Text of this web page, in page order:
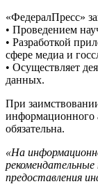
«ФедералПресс»
• Проведением
• Разработкой
сфере медиа и
• Осуществляет
данных.
При
информационного
обязательна.
«На
предоставления